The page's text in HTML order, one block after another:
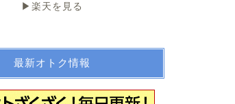
▶︎楽天を見る
最新オトク情報